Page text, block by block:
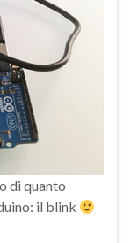
di quanto
il blink